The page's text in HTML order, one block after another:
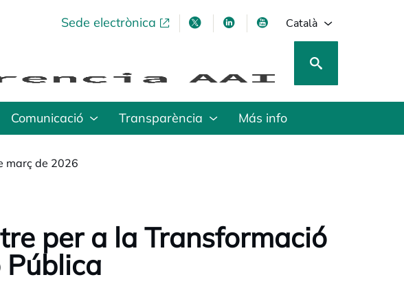
Sede electrònicaopens in a new tabopens in a new tab
opens in a new tab
opens in a new tab
Català
Comunicació Transparència Más info
març de 2026
per a la Transformació